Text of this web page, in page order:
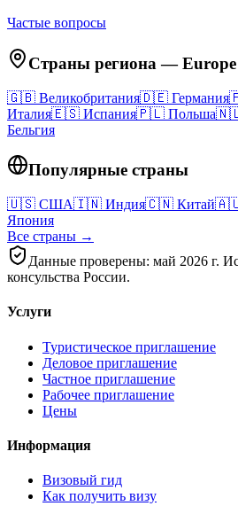
Частые вопросы
Страны региона —Europe
🇬🇧 Великобритания🇩🇪 Германия
Италия🇪🇸 Испания🇵🇱 Польша
Бельгия
Популярные страны
🇺🇸 США🇮🇳 Индия🇨🇳 Китай
Япония
Все страны →
Данные проверены: май 2026 г.
консульства России.
Услуги
Туристическое приглашение
Деловое приглашение
Частное приглашение
Рабочее приглашение
Цены
Информация
Визовый гид
Как получить визу